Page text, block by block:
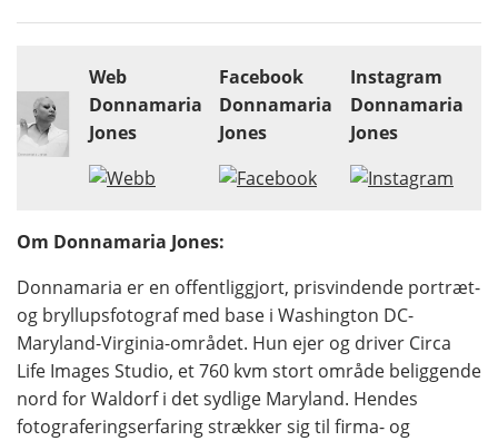
Web
Donnamaria
Jones
Facebook
Donnamaria
Jones
Instagram
Donnamaria
Jones
Om Donnamaria Jones:
Donnamaria er en offentliggjort, prisvindende portræt-
og bryllupsfotograf med base i Washington DC-
Maryland-Virginia-området. Hun ejer og driver Circa
Life Images Studio, et 760 kvm stort område beliggende
nord for Waldorf i det sydlige Maryland. Hendes
fotograferingserfaring strækker sig til firma- og